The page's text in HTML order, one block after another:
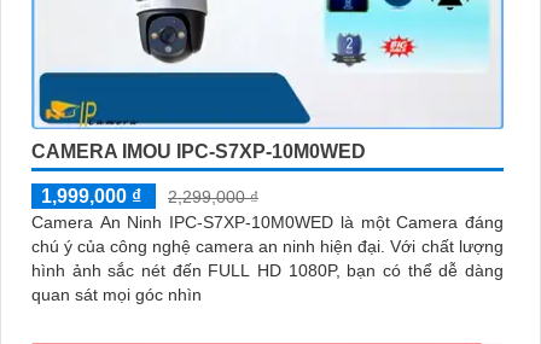
CAMERA IMOU IPC-S7XP-10M0WED
1,999,000 ₫
2,299,000 ₫
Camera An Ninh IPC-S7XP-10M0WED là một Camera đáng
chú ý của công nghệ camera an ninh hiện đại. Với chất lượng
hình ảnh sắc nét đến FULL HD 1080P, bạn có thể dễ dàng
quan sát mọi góc nhìn